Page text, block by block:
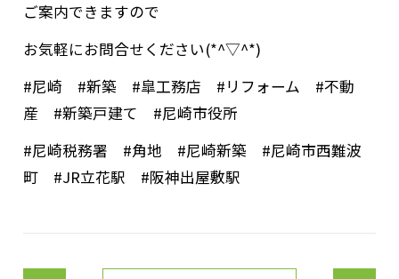
ご案内できますので
お気軽にお問合せください(*^▽^*)
#尼崎 #新築 #皐工務店 #リフォーム #不動
産 #新築戸建て #尼崎市役所
#尼崎税務署 #角地 #尼崎新築 #尼崎市西難波
町 #JR立花駅 #阪神出屋敷駅